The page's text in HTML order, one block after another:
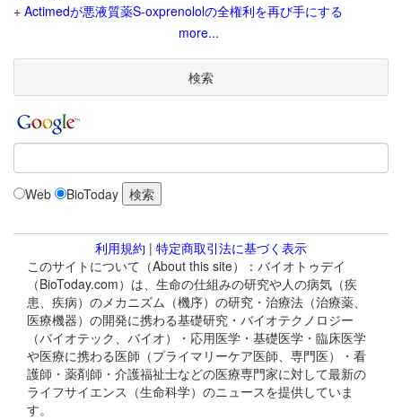
+ Actimedが悪液質薬S-oxprenololの全権利を再び手にする
more...
検索
Web BioToday
利用規約 | 特定商取引法に基づく表示
このサイトについて（About this site）：バイオトゥデイ
（BioToday.com）は、生命の仕組みの研究や人の病気（疾
患、疾病）のメカニズム（機序）の研究・治療法（治療薬、
医療機器）の開発に携わる基礎研究・バイオテクノロジー
（バイオテック、バイオ）・応用医学・基礎医学・臨床医学
や医療に携わる医師（プライマリーケア医師、専門医）・看
護師・薬剤師・介護福祉士などの医療専門家に対して最新の
ライフサイエンス（生命科学）のニュースを提供していま
す。